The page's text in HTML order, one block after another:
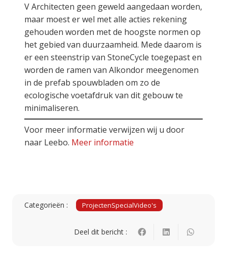
V Architecten geen geweld aangedaan worden,
maar moest er wel met alle acties rekening
gehouden worden met de hoogste normen op
het gebied van duurzaamheid. Mede daarom is
er een steenstrip van StoneCycle toegepast en
worden de ramen van Alkondor meegenomen
in de prefab spouwbladen om zo de
ecologische voetafdruk van dit gebouw te
minimaliseren.
Voor meer informatie verwijzen wij u door
naar Leebo. Meer informatie
Categorieën : ProjectenSpecialVideo's
Deel dit bericht :